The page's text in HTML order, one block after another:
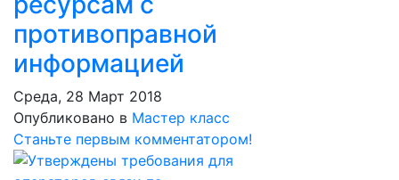
противоправной
информацией
Среда, 28 Март 2018
Опубликовано в Мастер класс
Станьте первым комментатором!